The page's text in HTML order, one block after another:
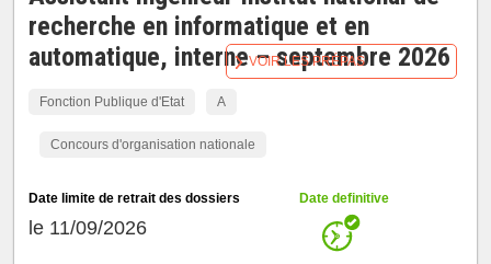
recherche en informatique et en
automatique, interne – septembre 2026
Fonction Publique d'Etat A
Concours d'organisation nationale
Date limite de retrait des dossiers
le 11/09/2026
Date definitive
VOIR LES PRÉPAS